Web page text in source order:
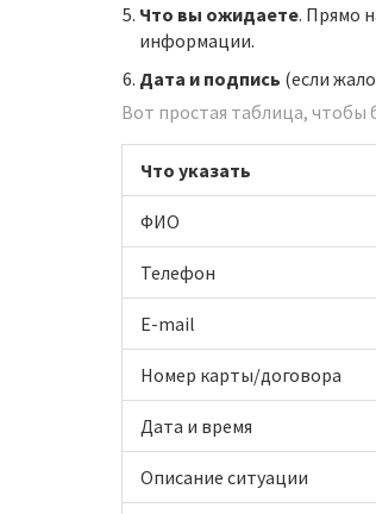
Что вы ожидаете. Прямо
информации.
Дата и подпись (если
Вот простая таблица, чтобы
Что указать
ФИО
Телефон
E-mail
Номер карты/договора
Дата и время
Описание ситуации